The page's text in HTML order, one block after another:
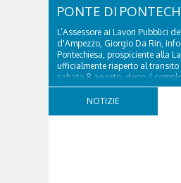
PONTE DI
L’Assessore ai Lavori Pubblici
d'Ampezzo, Giorgio Da Rin,
Pontechiesa, prospiciente alla
ufficialmente riaperto al
sabato 8 agosto, dopo il
verifiche e il positivo collaudo...
NOTIZIE